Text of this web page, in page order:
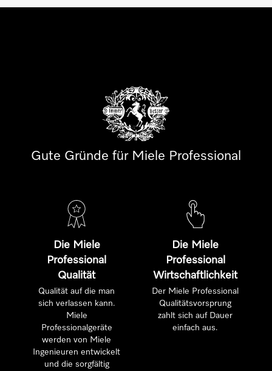
Gute Gründe für Miele Professional
Die Miele
Professional
Qualität
Qualität auf die man
sich verlassen kann.
Miele
Professionalgeräte
werden von Miele
Ingenieuren entwickelt
und die sorgfältig
Die Miele
Professional
Wirtschaftlichkeit
Der Miele Professional
Qualitätsvorsprung
zahlt sich auf Dauer
einfach aus.